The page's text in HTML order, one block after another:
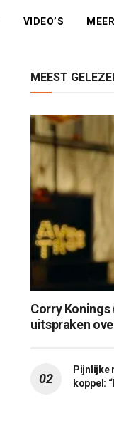
VIDEO’S MEER
MEEST
Corry
uitspraken
Pijnlijke
koppel: